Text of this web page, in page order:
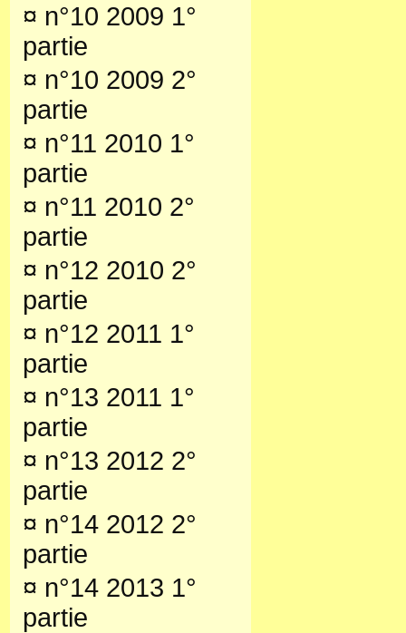
¤ n°10 2009 1°
partie
¤ n°10 2009 2°
partie
¤ n°11 2010 1°
partie
¤ n°11 2010 2°
partie
¤ n°12 2010 2°
partie
¤ n°12 2011 1°
partie
¤ n°13 2011 1°
partie
¤ n°13 2012 2°
partie
¤ n°14 2012 2°
partie
¤ n°14 2013 1°
partie